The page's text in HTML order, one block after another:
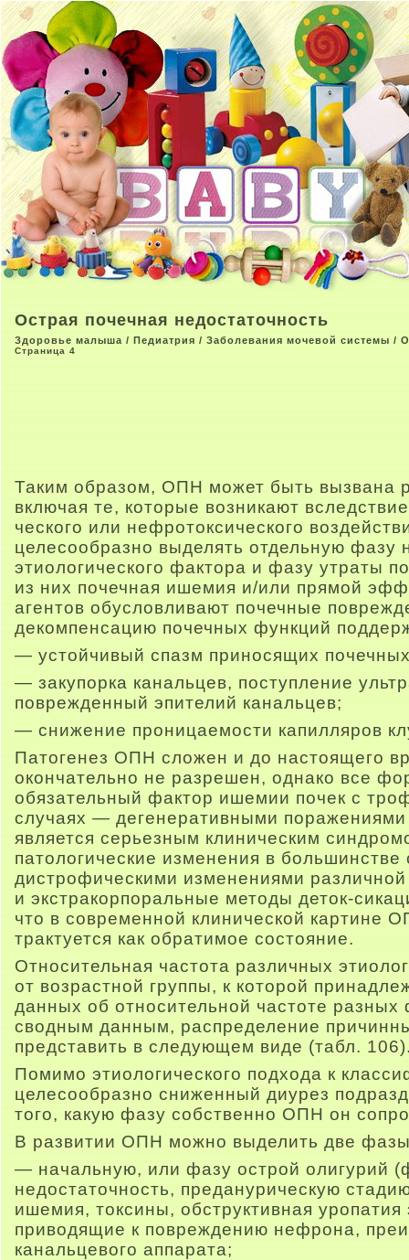
Острая почечная недостаточность
Здоровье малыша / Педиатрия / Заболевания мочевой системы /
Страница 4
Таким образом, ОПН может быть вызвана
включая те, которые возникают
ческого или нефротоксического
целесообразно выделять отдельную фазу
этиологического фактора и фазу утраты
из них почечная ишемия и/или прямой
агентов обусловливают почечные
декомпенсацию почечных функций
— устойчивый спазм приносящих
— закупорка канальцев, поступление
поврежденный эпителий канальцев;
— снижение проницаемости капилляров
Патогенез ОПН сложен и до настоящего
окончательно не разрешен, однако все
обязательный фактор ишемии почек с
случаях — дегенеративными
является серьезным клиническим
патологические изменения в большинстве
дистрофическими изменениями
и экстракорпоральные методы деток-
что в современной клинической картине
трактуется как обратимое состояние.
Относительная частота различных
от возрастной группы, к которой
данных об относительной частоте
сводным данным, распределение
представить в следующем виде (табл.
Помимо этиологического подхода к
целесообразно сниженный диурез
того, какую фазу собственно ОПН он
В развитии ОПН можно выделить две
— начальную, или фазу острой олигурий
недостаточность, преданурическую
ишемия, токсины, обструктивная
приводящие к повреждению нефрона,
канальцевого аппарата;